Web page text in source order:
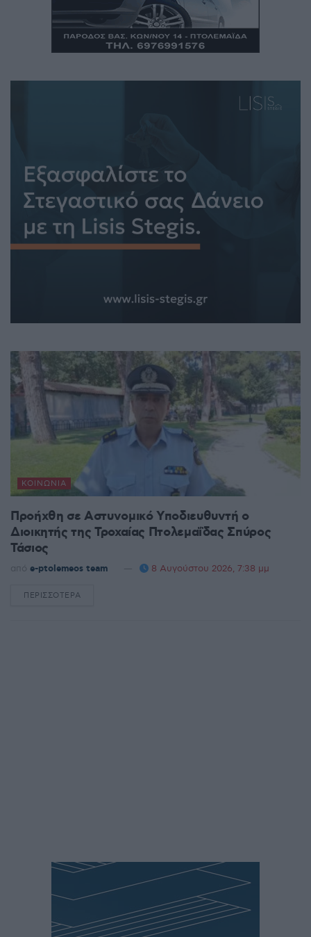
ΚΟΙΝΩΝΊΑ
Προήχθη σε Αστυνομικό Υποδιευθυντή ο
Διοικητής της Τροχαίας Πτολεμαΐδας Σπύρος
Τάσιος
από e-ptolemeos team 8 Αυγούστου 2026, 7:38 μμ
ΠΕΡΙΣΣΌΤΕΡΑ